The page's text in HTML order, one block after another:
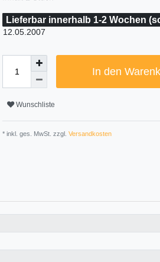
Lieferbar innerhalb 1-2 Wochen
12.05.2007
In den
Wunschliste
* inkl. ges. MwSt. zzgl. Versandkosten